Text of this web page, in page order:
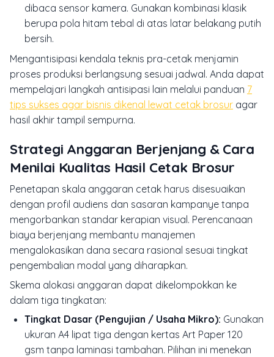
dibaca sensor kamera. Gunakan kombinasi klasik
berupa pola hitam tebal di atas latar belakang putih
bersih.
Mengantisipasi kendala teknis pra-cetak menjamin
proses produksi berlangsung sesuai jadwal. Anda dapat
mempelajari langkah antisipasi lain melalui panduan 7
tips sukses agar bisnis dikenal lewat cetak brosur agar
hasil akhir tampil sempurna.
Strategi Anggaran Berjenjang & Cara
Menilai Kualitas Hasil Cetak Brosur
Penetapan skala anggaran cetak harus disesuaikan
dengan profil audiens dan sasaran kampanye tanpa
mengorbankan standar kerapian visual. Perencanaan
biaya berjenjang membantu manajemen
mengalokasikan dana secara rasional sesuai tingkat
pengembalian modal yang diharapkan.
Skema alokasi anggaran dapat dikelompokkan ke
dalam tiga tingkatan:
Tingkat Dasar (Pengujian / Usaha Mikro): Gunakan
ukuran A4 lipat tiga dengan kertas Art Paper 120
gsm tanpa laminasi tambahan. Pilihan ini menekan